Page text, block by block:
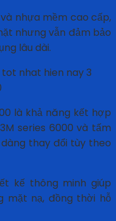
nhựa mềm cao cấp,
nhưng vẫn đảm bảo
lâu dài.
là khả năng kết hợp
series 6000 và tấm
dàng thay đổi tùy theo
kế thông minh giúp
mặt nạ, đồng thời hỗ